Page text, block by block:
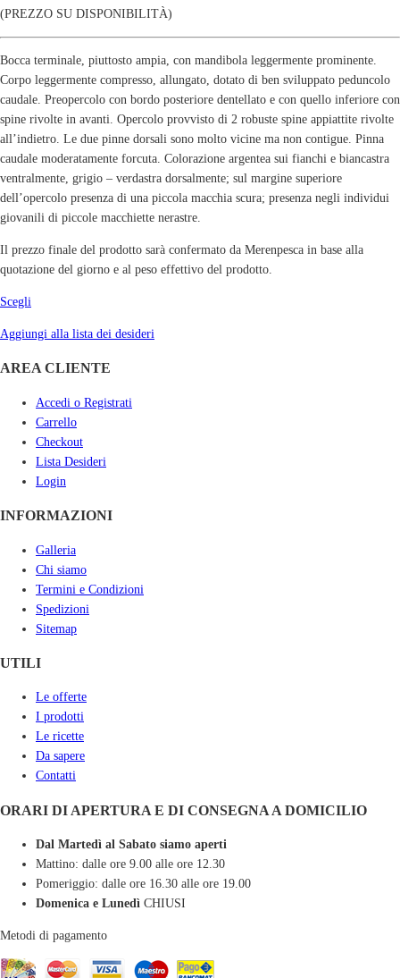
(PREZZO SU DISPONIBILITÀ)
Bocca terminale, piuttosto ampia, con mandibola leggermente prominente.
Corpo leggermente compresso, allungato, dotato di ben sviluppato peduncolo
caudale. Preopercolo con bordo posteriore dentellato e con quello inferiore con
spine rivolte in avanti. Opercolo provvisto di 2 robuste spine appiattite rivolte
all’indietro. Le due pinne dorsali sono molto vicine ma non contigue. Pinna
caudale moderatamente forcuta. Colorazione argentea sui fianchi e biancastra
ventralmente, grigio – verdastra dorsalmente; sul margine superiore
dell’opercolo presenza di una piccola macchia scura; presenza negli individui
giovanili di piccole macchiette nerastre.
Il prezzo finale del prodotto sarà confermato da Merenpesca in base alla
quotazione del giorno e al peso effettivo del prodotto.
Scegli
Aggiungi alla lista dei desideri
AREA CLIENTE
Accedi o Registrati
Carrello
Checkout
Lista Desideri
Login
INFORMAZIONI
Galleria
Chi siamo
Termini e Condizioni
Spedizioni
Sitemap
UTILI
Le offerte
I prodotti
Le ricette
Da sapere
Contatti
ORARI DI APERTURA E DI CONSEGNA A DOMICILIO
Dal Martedì al Sabato siamo aperti
Mattino: dalle ore 9.00 alle ore 12.30
Pomeriggio: dalle ore 16.30 alle ore 19.00
Domenica e Lunedì CHIUSI
Metodi di pagamento